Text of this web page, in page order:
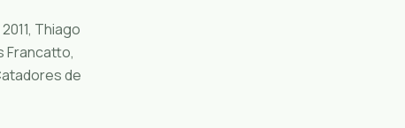
Thiago
Francatto,
de